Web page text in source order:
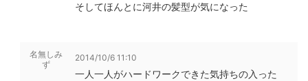
そしてほんとに河井の髪型が気になった
名無しみ
ず
2014/10/6 11:10
一人一人がハードワークできた気持ちの入った